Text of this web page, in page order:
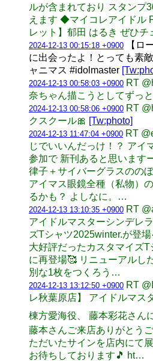
ルが含まれており スタンプ
えます ◆マイコレアイドル
レット】郁田 はるき ぜひ
2024-12-13 00:15:18 +0900 【ロ
に出会ったよ！とっても素
ャニマス #idolmaster
2024-12-13 00:58:03 +0900 RT
奈ちゃん描こうとしてずっ
2024-12-13 00:58:06 +0900 RT
クスクール🎀 [Tw:photo]
2024-12-13 11:47:04 +0900 RT
じでいいんだっけ！？ アイ
参加で 新刊あると思います
律子＋サイバーグラスのの
アイマス眼鏡全種（私物）
るかも？ よしなに。…
2024-12-13 13:10:35 +0900 RT
アイドルマスターシンデレ
ズTシャツ2025winter.が登
大好評だったカスタマイズ
に再登場🥰 リニューアルし
別な1枚をつくろう…
2024-12-13 13:12:50 +0900 RT
レ秋葉原店】 アイドルマス
棟方愛海役、 藤本彩花さ
藤本さんご来店ありがとう
ただいたサインを店内にて
お待ちしております🎵 ht…